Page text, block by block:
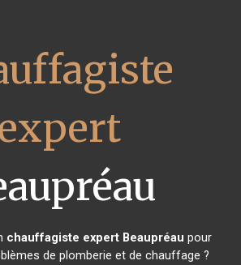
chauffagiste expert Beaupréau pour
de plomberie et de chauffage ?